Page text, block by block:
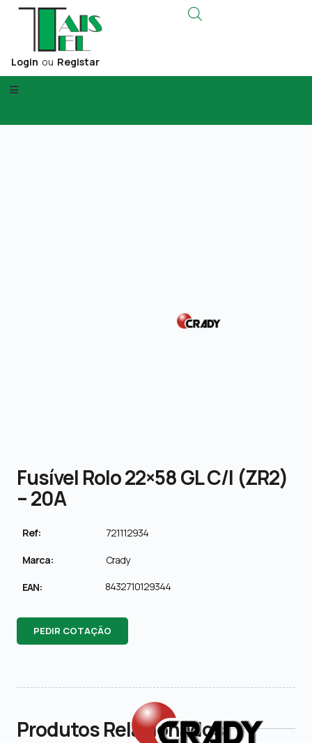
Login ou Registar
Fusível Rolo 22×58 GL C/I (ZR2)
– 20A
Ref: 721112934
Marca: Crady
EAN: 8432710129344
PEDIR COTAÇÃO
Produtos Relacionados